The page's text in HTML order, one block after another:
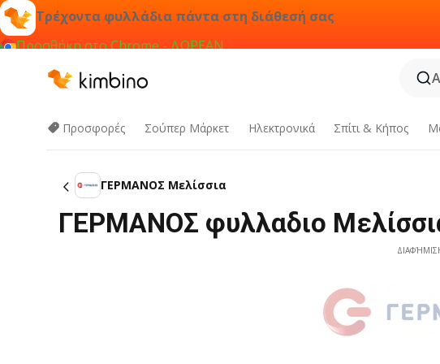
Τρέχοντα φυλλάδια πάντα στη διάθεσή σας
Προσθήκη στο Chrome - ΔΩΡΕΑΝ
Προσφορές Σούπερ Μάρκετ Hλεκτρονικά Σπίτι & Κήπος
ΓΕΡΜΑΝΟΣ Μελίσσια
ΓΕΡΜΑΝΟΣ φυλλαδιο